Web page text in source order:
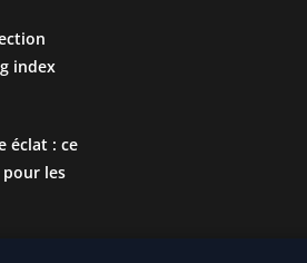
index
éclat : ce
les